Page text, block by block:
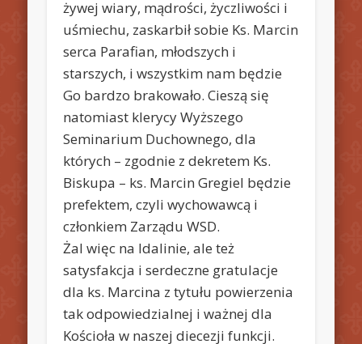
żywej wiary, mądrości, życzliwości i
uśmiechu, zaskarbił sobie Ks. Marcin
serca Parafian, młodszych i
starszych, i wszystkim nam będzie
Go bardzo brakowało. Cieszą się
natomiast klerycy Wyższego
Seminarium Duchownego, dla
których – zgodnie z dekretem Ks.
Biskupa – ks. Marcin Gregiel będzie
prefektem, czyli wychowawcą i
członkiem Zarządu WSD.
Żal więc na Idalinie, ale też
satysfakcja i serdeczne gratulacje
dla ks. Marcina z tytułu powierzenia
tak odpowiedzialnej i ważnej dla
Kościoła w naszej diecezji funkcji.